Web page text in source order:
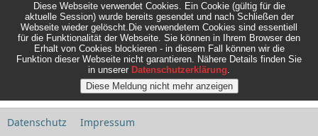
Datenschutz Impressum
Diese Webseite verwendet Cookies. Ein Cookie (gültig für die
aktuelle Session) wurde bereits gesendet und nach Schließen der
Webseite wieder gelöscht.Die verwendetem Cookies sind essentiell
für die Funktionalität der Webseite. Sie können in Ihrem Browser den
Erhalt von Cookies blockieren - in diesem Fall können wir die
Funktion dieser Webseite nicht garantieren. Nähere Details finden Sie
in unserer Datenschutzerklärung.